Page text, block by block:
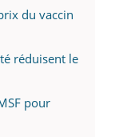
du vaccin
réduisent le
pour